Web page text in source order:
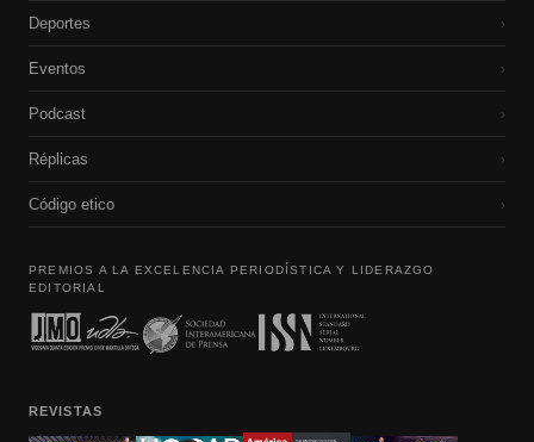
Deportes ›
Eventos ›
Podcast ›
Réplicas ›
Código etico ›
PREMIOS A LA EXCELENCIA PERIODÍSTICA Y LIDERAZGO
EDITORIAL
REVISTAS